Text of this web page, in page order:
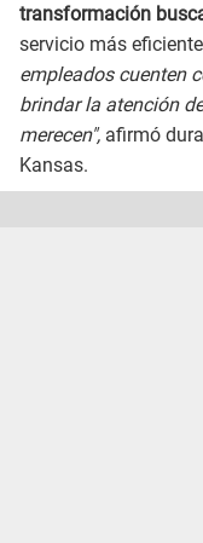
transformación
servicio más
empleados cuenten
brindar la atención
merecen", afirmó
Kansas.